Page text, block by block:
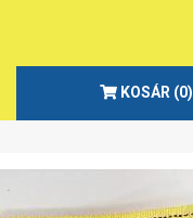
KOSÁR (0)